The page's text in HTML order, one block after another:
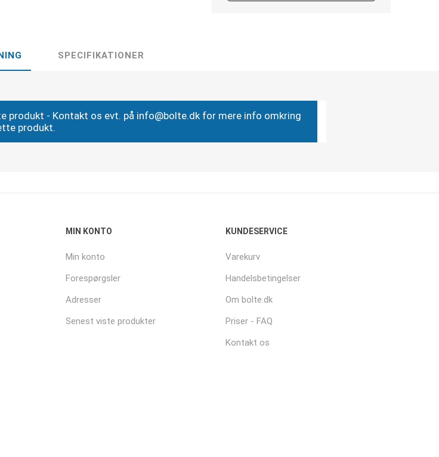
SPECIFIKATIONER
produkt - Kontakt os evt. på info@bolte.dk for mere info omkring
produkt.
MIN KONTO
Min konto
Forespørgsler
Adresser
Senest viste produkter
KUNDESERVICE
Varekurv
Handelsbetingelser
Om bolte.dk
Priser - FAQ
Kontakt os